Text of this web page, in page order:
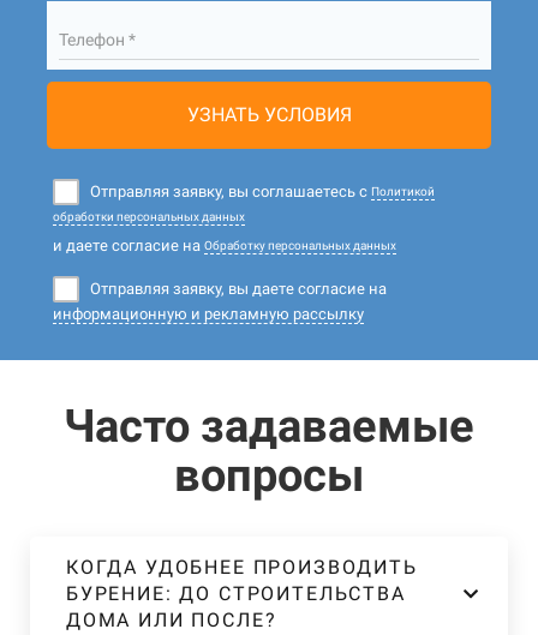
Телефон *
УЗНАТЬ УСЛОВИЯ
Отправляя заявку, вы соглашаетесь с Политикой
обработки персональных данных
и даете согласие на Обработку персональных данных
Отправляя заявку, вы даете согласие на
информационную и рекламную рассылку
Часто задаваемые
вопросы
КОГДА УДОБНЕЕ ПРОИЗВОДИТЬ
БУРЕНИЕ: ДО СТРОИТЕЛЬСТВА
ДОМА ИЛИ ПОСЛЕ?